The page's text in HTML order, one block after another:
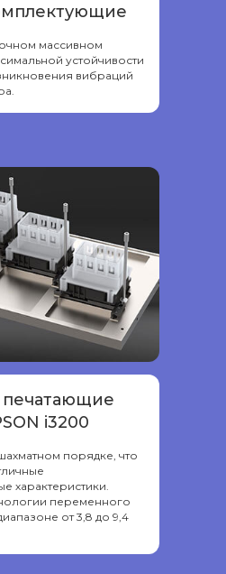
массивном
устойчивости
вибраций
i3200
порядке, что
характеристики.
переменного
от 3,8 до 9,4